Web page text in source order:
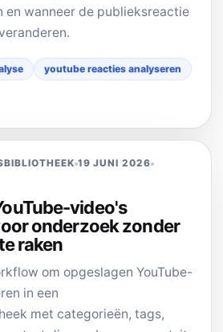
en wanneer de publieksreactie
youtube reacties analyseren
19 JUNI 2026
video's
onderzoek zonder
raken
om opgeslagen YouTube-
in een
met categorieën, tags,